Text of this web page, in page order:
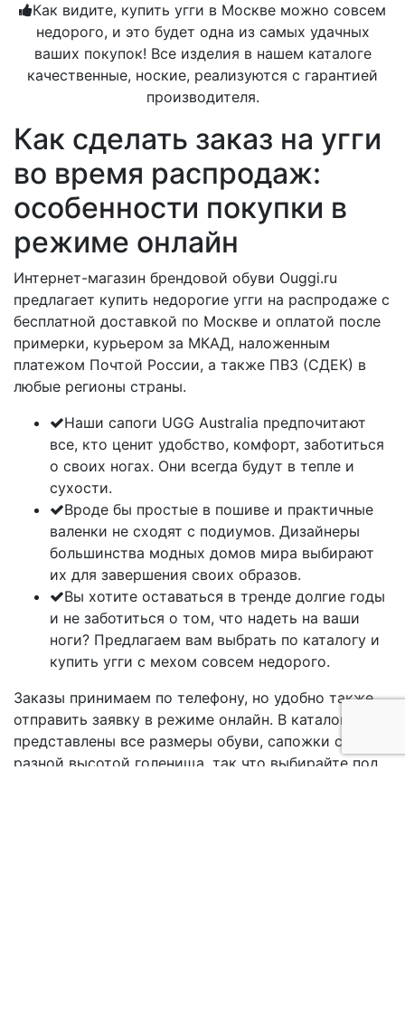
Как видите, купить угги в Москве можно совсем
недорого, и это будет одна из самых удачных
ваших покупок! Все изделия в нашем каталоге
качественные, ноские, реализуются с гарантией
производителя.
Как сделать заказ на угги
во время распродаж:
особенности покупки в
режиме онлайн
Интернет-магазин брендовой обуви Ouggi.ru
предлагает купить недорогие угги на распродаже с
бесплатной доставкой по Москве и оплатой после
примерки, курьером за МКАД, наложенным
платежом Почтой России, а также ПВЗ (СДЕК) в
любые регионы страны.
Наши сапоги UGG Australia предпочитают
все, кто ценит удобство, комфорт, заботиться
о своих ногах. Они всегда будут в тепле и
сухости.
Вроде бы простые в пошиве и практичные
валенки не сходят с подиумов. Дизайнеры
большинства модных домов мира выбирают
их для завершения своих образов.
Вы хотите оставаться в тренде долгие годы
и не заботиться о том, что надеть на ваши
ноги? Предлагаем вам выбрать по каталогу и
купить угги с мехом совсем недорого.
Заказы принимаем по телефону, но удобно также
отправить заявку в режиме онлайн. В каталоге
представлены все размеры обуви, сапожки с
разной высотой голенища, так что выбирайте под